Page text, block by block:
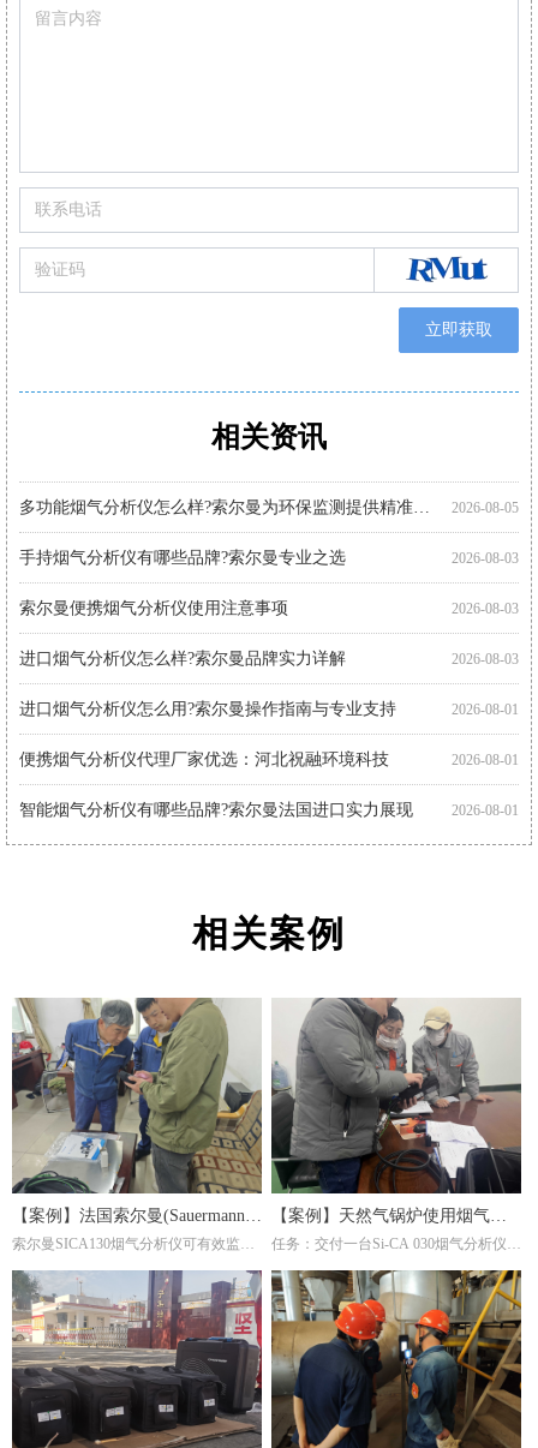
立即获取
相关资讯
2026-08-05
2026-08-03
手持烟气分析仪有哪些品牌?索尔曼专业之选
2026-08-03
索尔曼便携烟气分析仪使用注意事项
2026-08-03
进口烟气分析仪怎么样?索尔曼品牌实力详解
2026-08-01
进口烟气分析仪怎么用?索尔曼操作指南与专业支持
2026-08-01
便携烟气分析仪代理厂家优选：河北祝融环境科技
2026-08-01
智能烟气分析仪有哪些品牌?索尔曼法国进口实力展现
进口烟气分析仪多少钱?推荐关注索尔曼进口品牌
手持式烟气分析仪哪个好?索尔曼品牌成行业优选
智能烟气分析仪哪个好?索尔曼以专业实力给出答案
索尔曼烟气分析仪使用步骤详解，专业操作指南看这里
烟气分析仪怎么选?进口仪器选购要点科普
手持烟气分析仪厂家代理推荐：索尔曼与河北祝融环境
多功能烟气分析仪使用注意事项：操作指南
便携式烟气分析仪品牌推荐：索尔曼监测新体验
烟气分析仪使用指南：索尔曼进口烟气分析仪操作流程
进口烟气分析仪哪家好?推荐法国索尔曼
相关案例
【案例】法国索尔曼(Sauermann)
烟气分析仪在钢厂的应用
索尔曼SICA130烟气分析仪可有效监测
助调整燃气比例或淬火介质成分，避免
氧化或脱碳。并且淬火炉若使用燃气加
热，烟气分析仪能检测有害排放物(如
NOₓ、CO)，确保符合环保标准，同时
优化燃烧效率。通过分析烟气成分，可
间接推断淬火过程的稳定性。例如，异
常的CO浓度可能反映加热不均，影响
材料硬度均匀性。
【案例】天然气锅炉使用烟气分
析仪调节燃烧效率
任务：交付一台Si-CA 030烟气分析仪。
筒及滤件的工厂，锅炉的燃料为天然
气，根据用户的检测需求，我们推荐经
济型Si-CA030烟气分析仪。此款烟气分
析仪包含O2,CO两个气体传感器，能够
准确测量烟气中的氧气含量。